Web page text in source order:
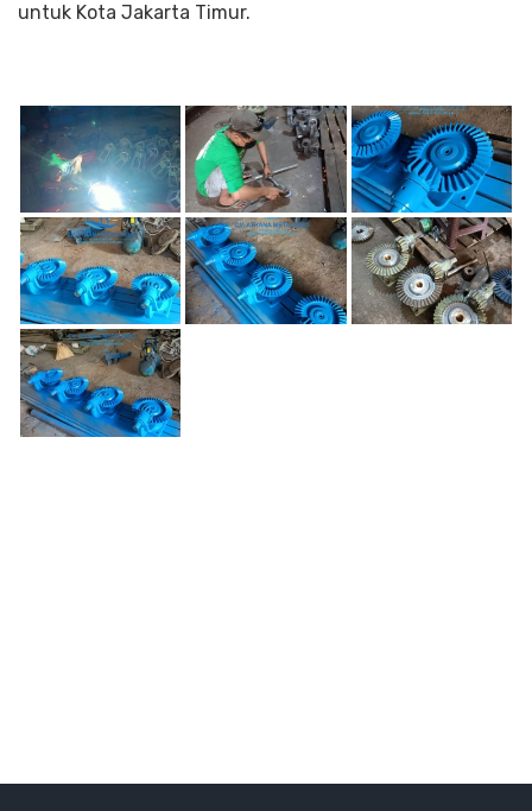
untuk Kota Jakarta Timur.